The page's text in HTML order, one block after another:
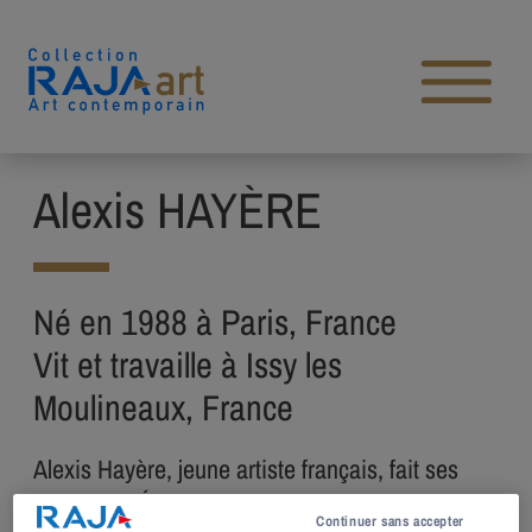
Open main menu
Alexis HAYÈRE
Né en 1988 à Paris, France
Vit et travaille à Issy les
Moulineaux, France
Alexis Hayère, jeune artiste français, fait ses
études à L‘École nationale supérieure d’art de
Continuer sans accepter